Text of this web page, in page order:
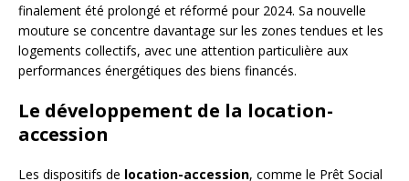
finalement été prolongé et réformé pour 2024. Sa nouvelle
mouture se concentre davantage sur les zones tendues et les
logements collectifs, avec une attention particulière aux
performances énergétiques des biens financés.
Le développement de la location-
accession
Les dispositifs de location-accession, comme le Prêt Social